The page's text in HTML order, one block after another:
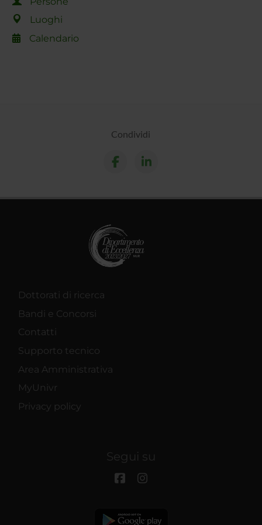
Luoghi
Calendario
Condividi
Dottorati di ricerca
Bandi e Concorsi
Contatti
Supporto tecnico
Area Amministrativa
MyUnivr
Privacy policy
Segui su